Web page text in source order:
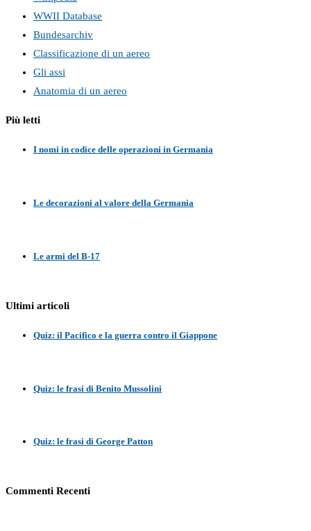
WWII Database
Bundesarchiv
Classificazione di un aereo
Gli assi
Anatomia di un aereo
Più letti
I nomi in codice delle operazioni in Germania
Le decorazioni al valore della Germania
Le armi del B-17
Ultimi articoli
Quiz: il Pacifico e la guerra contro il Giappone
Quiz: le frasi di Benito Mussolini
Quiz: le frasi di George Patton
Commenti Recenti